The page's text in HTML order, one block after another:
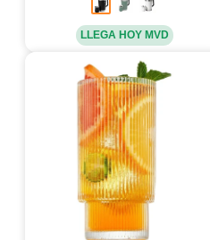
LLEGA HOY MVD